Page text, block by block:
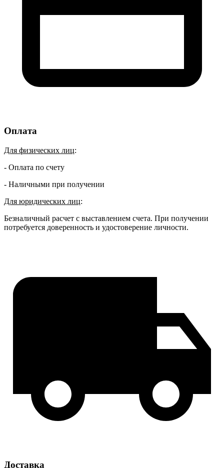
Оплата
Для физических лиц:
- Оплата по счету
- Наличными при получении
Для юридических лиц:
Безналичный расчет с выставлением счета. При получении
потребуется доверенность и удостоверение личности.
Доставка